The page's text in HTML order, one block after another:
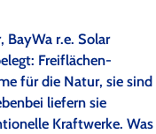
BayWa r.e. Solar
Freiflächen-
für die Natur, sie sind
liefern sie
Kraftwerke. Was